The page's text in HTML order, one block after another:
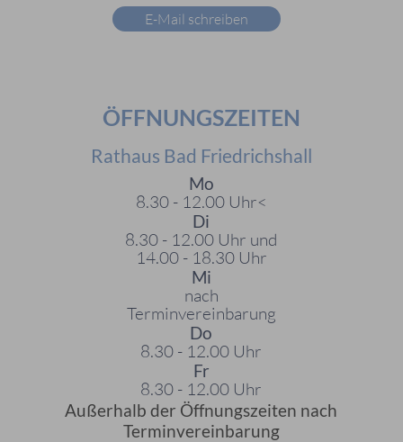
E-Mail schreiben
ÖFFNUNGSZEITEN
Rathaus Bad Friedrichshall
Mo
8.30 - 12.00 Uhr<
Di
8.30 - 12.00 Uhr und
14.00 - 18.30 Uhr
Mi
nach
Terminvereinbarung
Do
8.30 - 12.00 Uhr
Fr
8.30 - 12.00 Uhr
Außerhalb der Öffnungszeiten nach
Terminvereinbarung